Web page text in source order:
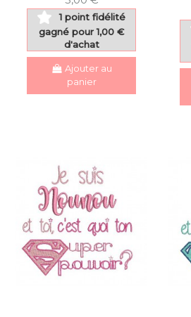
1 point fidélité
gagné pour 1,00 €
d'achat
Ajouter au
panier